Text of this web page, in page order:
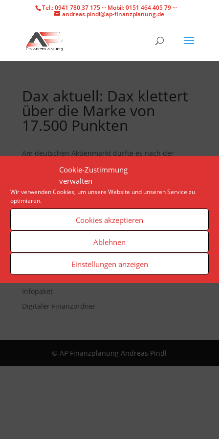
Cookie-Zustimmung
verwalten
Wir verwenden Cookies, um unsere Website und unseren Service zu
optimieren.
Cookies akzeptieren
Ablehnen
Einstellungen anzeigen
Tel.: 0941 780 37 175 ··· Mobil: 0151 464 405 79 ···
andreas.pindl@ap-finanzplanung.de
Dax aktuell: Dax klettert
über die Marke von
17.500 Punkten
Am deutschen Aktienmarkt dürfte es nach der
Rekordjagd der vergangenen Tagen zu
Gewinnmitnahmen kommen. Welche Marken nun
wichtig sind.
Veranstaltungen
App
Infopaket
Digitaler Finanzordner
© AP Finanzplanung Andreas Pindl